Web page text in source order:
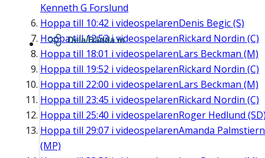
Kenneth G Forslund
Hoppa till 10:42 i videospelarenDenis Begic (S)
Hoppa till12:53i videospelarenRickard Nordin (C)
Hoppa till 18:01 i videospelarenLars Beckman (M)
Hoppa till 19:52 i videospelarenRickard Nordin (C)
Hoppa till 22:00 i videospelarenLars Beckman (M)
Hoppa till 23:45 i videospelarenRickard Nordin (C)
Hoppa till 25:40 i videospelarenRoger Hedlund
Hoppa till 29:07 i videospelarenAmanda
(MP)
Dela/Bädda in